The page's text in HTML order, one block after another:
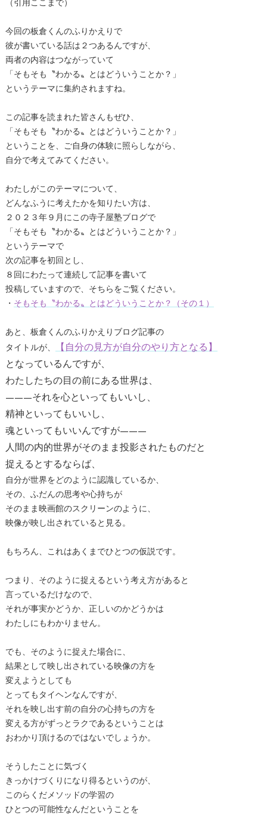
（引用ここまで）
今回の板倉くんのふりかえりで
彼が書いている話は２つあるんですが、
両者の内容はつながっていて
「そもそも〝わかる〟とはどういうことか？」
というテーマに集約されますね。
この記事を読まれた皆さんもぜひ、
「そもそも〝わかる〟とはどういうことか？」
ということを、ご自身の体験に照らしながら、
自分で考えてみてください。
わたしがこのテーマについて、
どんなふうに考えたかを知りたい方は、
２０２３年９月にこの寺子屋塾ブログで
「そもそも〝わかる〟とはどういうことか？」
というテーマで
次の記事を初回とし、
８回にわたって連続して記事を書いて
投稿していますので、そちらをご覧ください。
・ そもそも〝わかる〟とはどういうことか？（その１）
あと、板倉くんのふりかえりブログ記事の
タイトルが、 【自分の見方が自分のやり方となる】
となっているんですが、
わたしたちの目の前にある世界は、
———それを心といってもいいし、
精神といってもいいし、
魂といってもいいんですが———
人間の内的世界がそのまま投影されたものだと
捉えるとするならば、
自分が世界をどのように認識しているか、
その、ふだんの思考や心持ちが
そのまま映画館のスクリーンのように、
映像が映し出されていると見る。
もちろん、これはあくまでひとつの仮説です。
つまり、そのように捉えるという考え方があると
言っているだけなので、
それが事実かどうか、正しいのかどうかは
わたしにもわかりません。
でも、そのように捉えた場合に、
結果として映し出されている映像の方を
変えようとしても
とってもタイヘンなんですが、
それを映し出す前の自分の心持ちの方を
変える方がずっとラクであるということは
おわかり頂けるのではないでしょうか。
そうしたことに気づく
きっかけづくりになり得るというのが、
このらくだメソッドの学習の
ひとつの可能性なんだということを